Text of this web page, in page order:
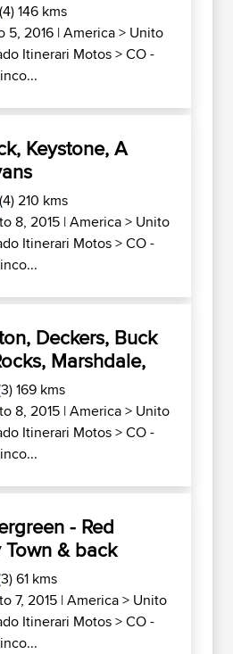
146 kms
5, 2016 |America> Unito
Itinerari Motos>CO -
Keystone, A
210 kms
8, 2015 |America> Unito
Itinerari Motos>CO -
Deckers, Buck
Marshdale,
169 kms
8, 2015 |America> Unito
Itinerari Motos>CO -
- Red
Town & back
61 kms
7, 2015 |America> Unito
Itinerari Motos>CO -